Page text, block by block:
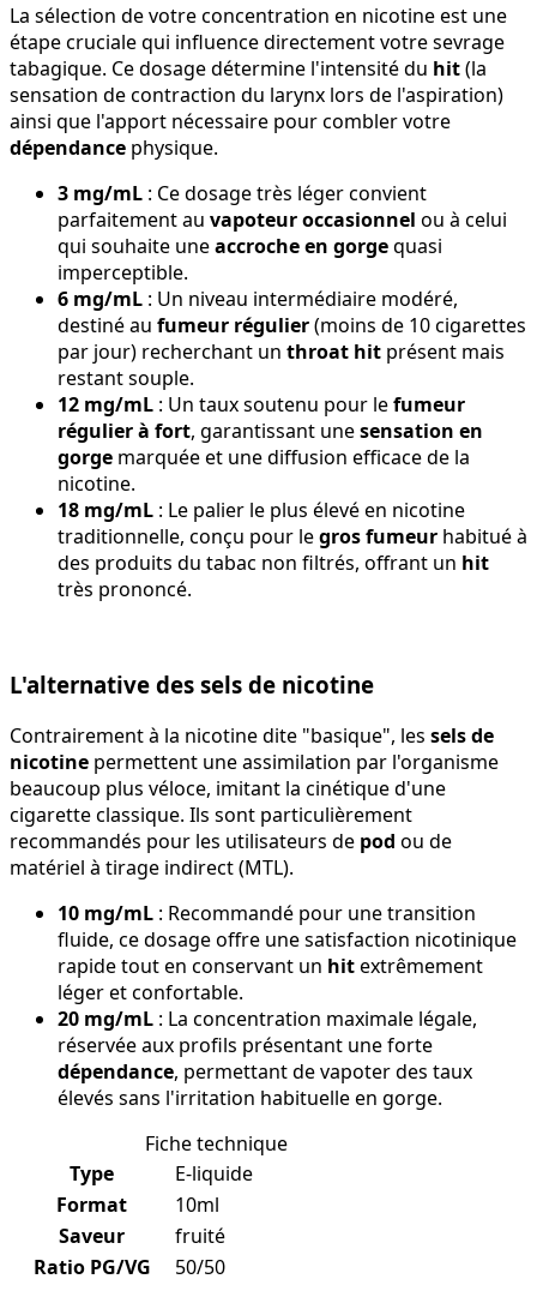
La sélection de votre concentration en nicotine est une
étape cruciale qui influence directement votre sevrage
tabagique. Ce dosage détermine l'intensité du hit(la
sensation de contraction du larynx lors de l'aspiration)
ainsi que l'apport nécessaire pour combler votre
dépendance physique.
3 mg/mL : Ce dosage très léger convient
parfaitement au vapoteur occasionnel ou à celui
qui souhaite uneaccroche en gorgequasi
imperceptible.
6 mg/mL : Un niveau intermédiaire modéré,
destiné au fumeur régulier(moins de 10 cigarettes
par jour) recherchant un throat hit présent mais
restant souple.
12 mg/mL : Un taux soutenu pour lefumeur
régulier à fort, garantissant unesensation en
gorge marquée et une diffusion efficace de la
nicotine.
18 mg/mL : Le palier le plus élevé en nicotine
traditionnelle, conçu pour legros fumeur habitué à
des produits du tabac non filtrés, offrant un hit
très prononcé.
L'alternative des sels de nicotine
Contrairement à la nicotine dite "basique", les sels de
nicotine permettent une assimilation par l'organisme
beaucoup plus véloce, imitant la cinétique d'une
cigarette classique. Ils sont particulièrement
recommandés pour les utilisateurs de pod ou de
matériel à tirage indirect (MTL).
10 mg/mL : Recommandé pour une transition
fluide, ce dosage offre une satisfaction nicotinique
rapide tout en conservant un hitextrêmement
léger et confortable.
20 mg/mL : La concentration maximale légale,
réservée aux profils présentant une forte
dépendance, permettant de vapoter des taux
élevés sans l'irritation habituelle en gorge.
Fiche technique
Type
E-liquide
Format
10ml
Saveur
fruité
Ratio PG/VG
50/50